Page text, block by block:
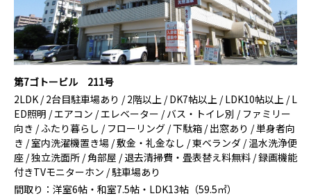
第7ゴトービル 211号
2LDK / 2台目駐車場あり / 2階以上 / DK7帖以上 / LDK10帖以上 / L
ED照明 / エアコン / エレベーター / バス・トイレ別 / ファミリー
向き / ふたり暮らし / フローリング / 下駄箱 / 出窓あり / 単身者向
き / 室内洗濯機置き場 / 敷金・礼金なし / 東ベランダ / 温水洗浄便
座 / 独立洗面所 / 角部屋 / 退去清掃費・畳表替え料無料 / 録画機能
付きTVモニターホン / 駐車場あり
間取り： 洋室6帖・和室7.5帖・LDK13帖（59.5㎡）